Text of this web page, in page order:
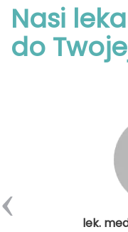
Nasi
do
lek.
‹